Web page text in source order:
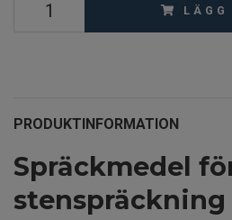
LÄGG
PRODUKTINFORMATION
Spräckmedel
stenspräckning